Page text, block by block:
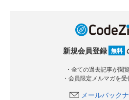
新規会員登録 無料
・全ての過去記事が閲
・会員限定メルマガを
メールバック